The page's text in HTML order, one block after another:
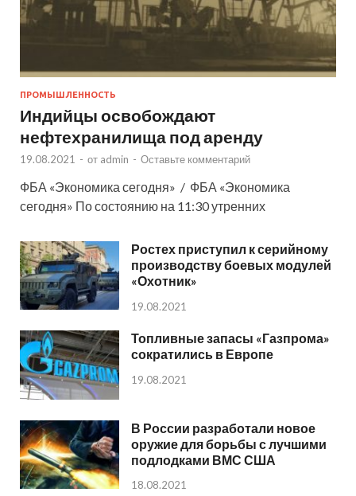
ПРОМЫШЛЕННОСТЬ
Индийцы освобождают
нефтехранилища под аренду
19.08.2021 - от admin - Оставьте комментарий
ФБА «Экономика сегодня» / ФБА «Экономика
сегодня» По состоянию на 11:30 утренних
Ростех приступил к серийному
производству боевых модулей
«Охотник»
19.08.2021
Топливные запасы «Газпрома»
сократились в Европе
19.08.2021
В России разработали новое
оружие для борьбы с лучшими
подлодками ВМС США
18.08.2021